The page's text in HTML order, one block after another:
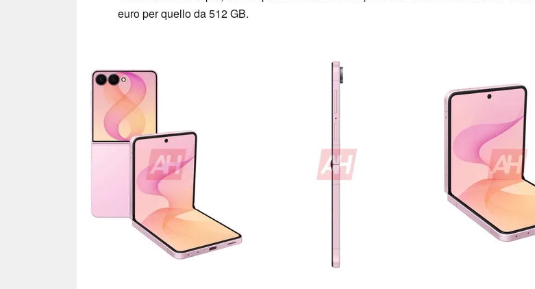
euro per quello da 512 GB.